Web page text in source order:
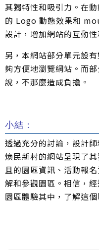
其獨特性和吸引力。在
的 Logo 動態效果和
設計，增加網站的互動性
另，本網站部分單元設
夠方便地瀏覽網站。而
說，不那麼造成負擔。
小結：
透過充分的討論，設計
煥民新村的網站呈現了
且的園區資訊、活動報
解和參觀園區。相信，
園區體驗其中，了解這